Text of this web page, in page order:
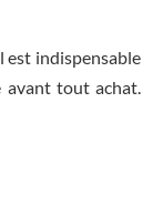
est indispensable
avant tout achat.